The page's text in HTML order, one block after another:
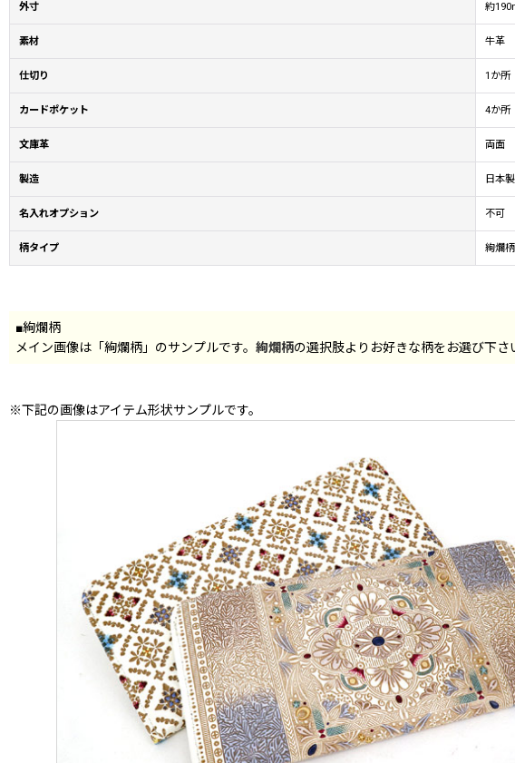
外寸 約
素材 牛革
仕切り 1か所
カードポケット 4か所
文庫革 両面
製造 日本
名入れオプション 不可
柄タイプ 絢爛柄
■絢爛柄
メイン画像は「絢爛柄」のサンプルです。絢爛柄の選択肢よりお好きな柄をお選び下さ
※下記の画像はアイテム形状サンプルです。